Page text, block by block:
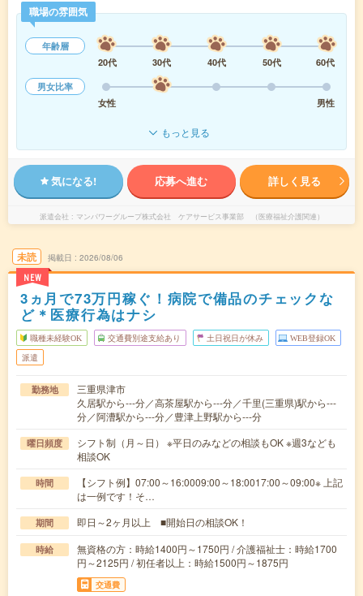
職場の雰囲気
年齢層
20代
30代 40代 50代
60代
男女比率
女性
男性
もっと見る
気になる! 応募へ進む 詳しく見る
派遣会社 マンパワーグループ株式会社 ケアサービス事業部 （医療福祉介護関連）
未読
NEW
掲載日 2026/08/06
3ヵ月で73万円稼ぐ！病院で備品のチェックな
ど＊医療行為はナシ
職種未経験OK 交通費別途支給あり 土日祝日が休み WEB登録OK
派遣
勤務地
三重県津市
久居駅から---分／高茶屋駅から---分／千里(三重県)駅から---
分／阿漕駅から---分／豊津上野駅から---分
曜日頻度
シフト制（月～日） ※平日のみなどの相談もOK ※週3なども
相談OK
時間
【シフト例】07:00～16:0009:00～18:0017:00～09:00※ 上記
は一例です！そ…
期間 即日～2ヶ月以上 ■開始日の相談OK！
時給
無資格の方：時給1400円～1750円 / 介護福祉士：時給1700
円～2125円 / 初任者以上：時給1500円～1875円
交通費